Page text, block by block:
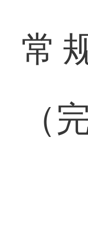
常
（